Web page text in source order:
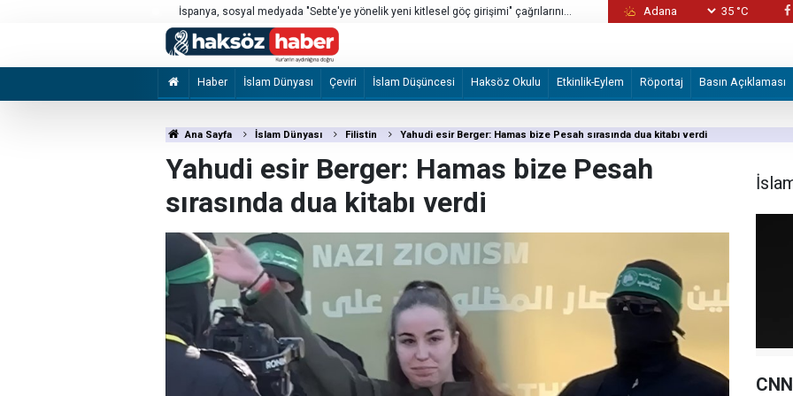
İspanya, sosyal medyada "Sebte'ye yönelik yeni kitlesel göç girişimi" çağrılarını
soruşturuyor
ABD'de çocukların ruh sağlığı krizindeki
35 °C
Haber İslam Dünyası Çeviri İslam Düşüncesi Haksöz Okulu Etkinlik-Eylem Röportaj Basın Açıklaması
Ana Sayfa İslam Dünyası Filistin Yahudi esir Berger: Hamas bize Pesah sırasında dua kitabı verdi
Yahudi esir Berger: Hamas bize Pesah
sırasında dua kitabı verdi